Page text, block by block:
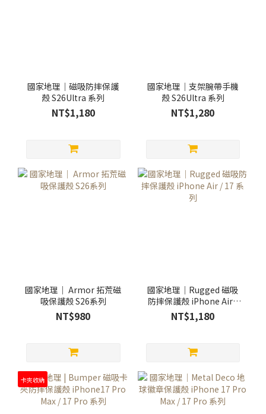
國家地理｜磁吸防摔保護
殼 S26Ultra 系列
NT$1,180
國家地理｜支架腕帶手機
殼 S26Ultra 系列
NT$1,280
國家地理｜ Armor 拓荒磁
吸保護殼 S26系列
NT$980
國家地理｜Rugged 磁吸
防摔保護殼 iPhone Air /
17 系列
NT$1,180
卡夾收納